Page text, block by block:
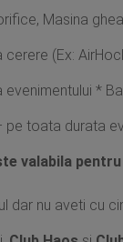
Masina
(Ex:
*
toata durata
valabila
dar nu aveti cu